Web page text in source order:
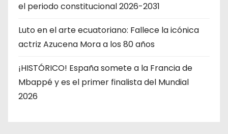
el periodo constitucional 2026-2031
Luto en el arte ecuatoriano: Fallece la icónica
actriz Azucena Mora a los 80 años
¡HISTÓRICO! España somete a la Francia de
Mbappé y es el primer finalista del Mundial
2026